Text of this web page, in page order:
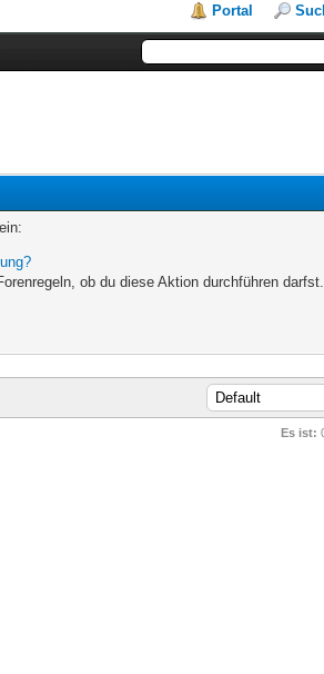
Portal
ob du diese Aktion durchführen darfst.
Es ist: